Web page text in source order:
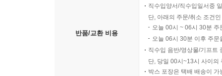
반품/교환 비용
직수입양서/직수입일서중
단, 아래의 주문/취소 조건
오늘 00시 ~ 06시 30분
오늘 06시 30분 이후 주
직수입 음반/영상물/기프트
단, 당일 00시~13시 사이의
박스 포장은 택배 배송이